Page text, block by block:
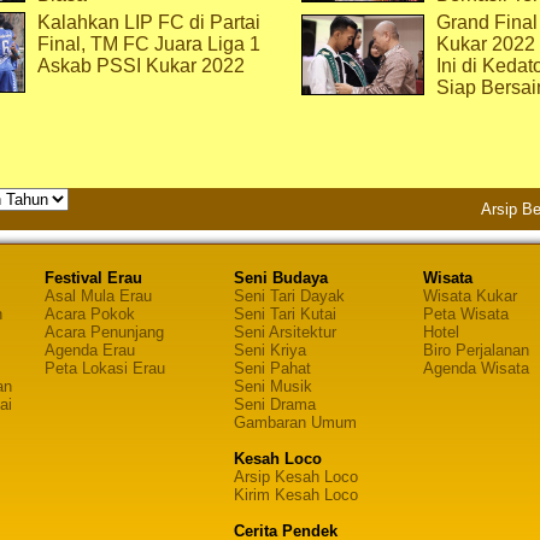
Kalahkan LIP FC di Partai
Final, TM FC Juara Liga 1
Askab PSSI Kukar 2022
Grand
Kukar
Ini di
Siap
Arsip
Festival Erau
Asal Mula Erau
Acara Pokok
Acara Penunjang
Agenda Erau
Peta Lokasi Erau
Seni Budaya
Seni Tari Dayak
Seni Tari Kutai
Seni Arsitektur
Seni Kriya
Seni Pahat
Seni Musik
Seni Drama
Gambaran Umum
Kesah Loco
Arsip Kesah Loco
Kirim Kesah Loco
Cerita Pendek
Wisata
Wisata Kukar
Peta Wisata
Hotel
Biro Perjalanan
Agenda Wisata